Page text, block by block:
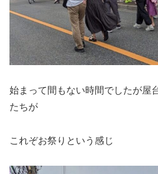
始まって間もない時間でしたが屋
たちが
これぞお祭りという感じ